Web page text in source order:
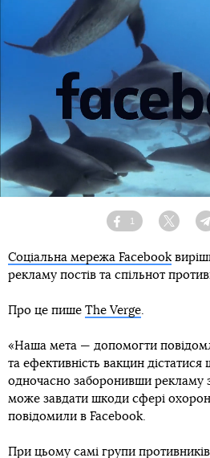
Facebook
1
Twitter
Соціальна мережа Facebook
рекламу постів та спільнот
Про це пише The Verge
«Наша мета — допомогти
та ефективність вакцин дістатися
одночасно заборонивши рекламу
може завдати шкоди сфері
повідомили в Facebook.
При цьому самі групи